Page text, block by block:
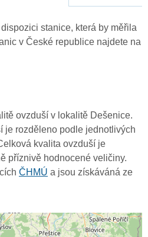
stanice, která by měřila
v České republice najdete na
ovzduší v lokalitě Dešenice.
je rozděleno podle jednotlivých
kvalita ovzduší je
příznivě hodnocené veličiny.
ČHMÚ a jsou získáváná ze